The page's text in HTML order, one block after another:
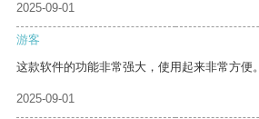
2025-09-01
游客
这款软件的功能非常强大，使用起来非常方便。
2025-09-01